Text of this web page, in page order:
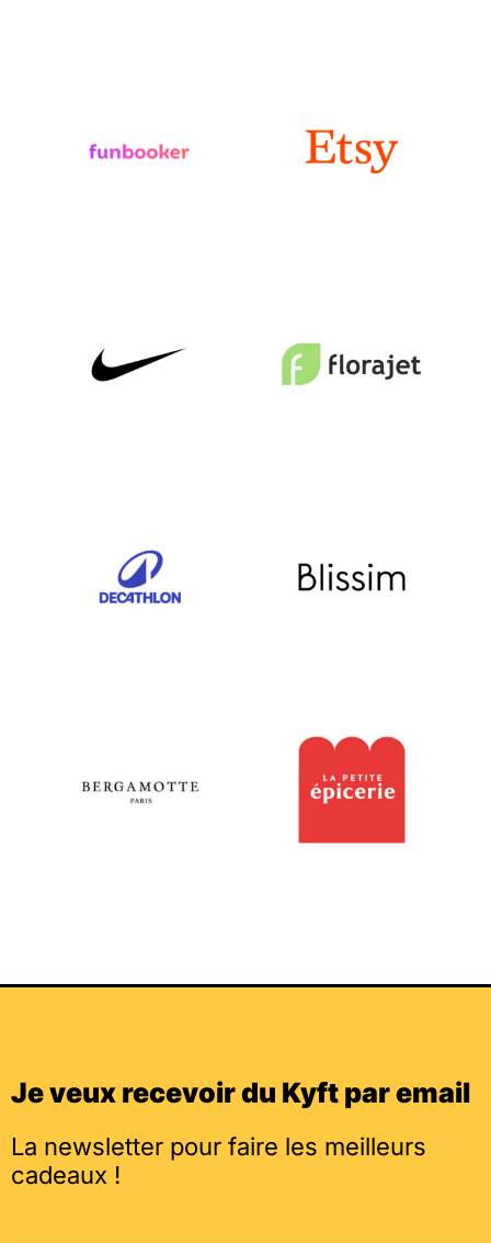
Je veux recevoir du Kyft par email
La newsletter pour faire les meilleurs
cadeaux !